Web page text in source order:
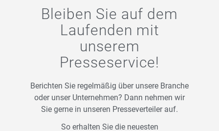
Bleiben Sie auf dem
Laufenden mit
unserem
Presseservice!
Berichten Sie regelmäßig über unsere Branche
oder unser Unternehmen? Dann nehmen wir
Sie gerne in unseren Presseverteiler auf.
So erhalten Sie die neuesten